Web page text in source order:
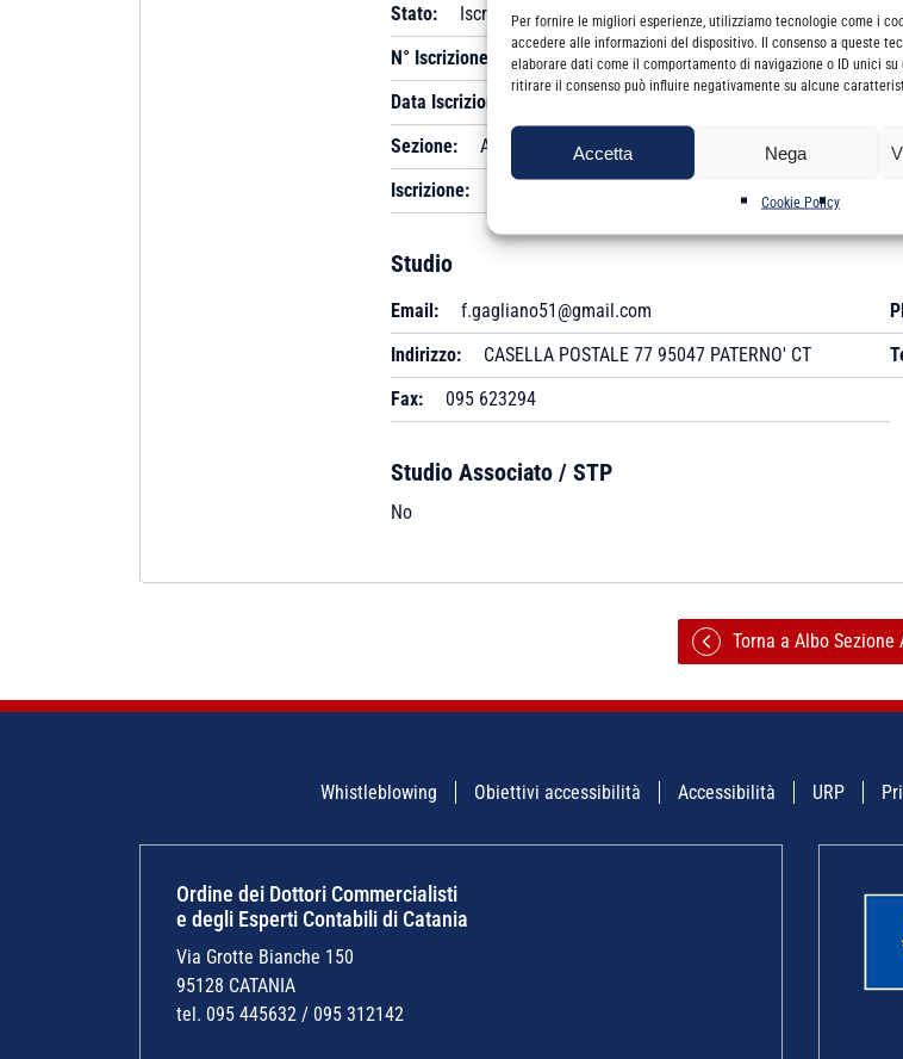
Per fornire le migliori esperienze, utilizziamo tecnologie come i
accedere alle informazioni del dispositivo. Il consenso a queste
elaborare dati come il comportamento di navigazione o ID unici
ritirare il consenso può influire negativamente su alcune
Accetta Nega
Cookie Policy
Stato:
Iscritto
N° Iscrizione:
A 553
Data Iscrizione:
Sezione:
A
Iscrizione:
Studio
Email: f.gagliano51@gmail.com
Indirizzo:
CASELLA POSTALE 77 95047 PATERNO' CT
Fax:
095 623294
Studio Associato / STP
No
Torna a Albo Sezione
Whistleblowing Obiettivi accessibilità Accessibilità URP
Ordine dei Dottori Commercialisti
e degli Esperti Contabili di Catania
Via Grotte Bianche 150
95128 CATANIA
tel. 095 445632 / 095 312142